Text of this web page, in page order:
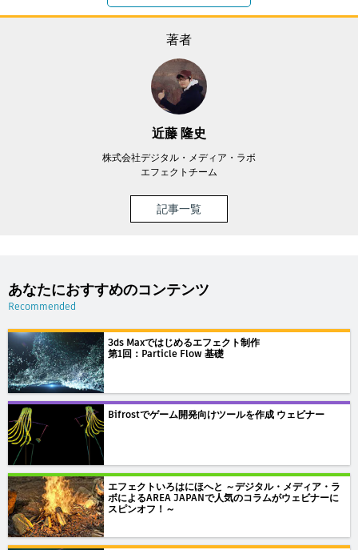
著者
近藤 隆史
株式会社デジタル・メディア・ラボ
エフェクトチーム
記事一覧
あなたにおすすめのコンテンツ
Recommended
3ds Maxではじめるエフェクト制作
第1回：Particle Flow 基礎
Bifrostでゲーム開発向けツールを作成 ウェビナー
エフェクトいろはにほへと ～デジタル・メディア・ラ
ボによるAREA JAPANで人気のコラムがウェビナーに
スピンオフ！～